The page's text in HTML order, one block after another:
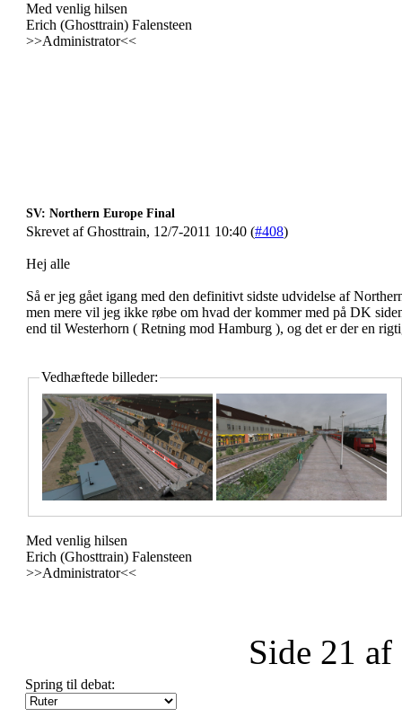
Med venlig hilsen
Erich (Ghosttrain) Falensteen
>>Administrator<<
SV: Northern Europe Final
Skrevet af Ghosttrain, 12/7-2011 10:40 (#408)
Hej alle
Så er jeg gået igang med den definitivt sidste udvidelse af
men mere vil jeg ikke røbe om hvad der kommer med på DK
end til Westerhorn ( Retning mod Hamburg ), og det er der en
Vedhæftede billeder:
Med venlig hilsen
Erich (Ghosttrain) Falensteen
>>Administrator<<
Side 21
Spring til debat: